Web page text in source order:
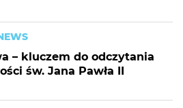
– kluczem do odczytania
św. Jana Pawła II